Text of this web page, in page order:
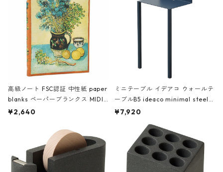
高級ノート FSC認証 中性紙 paper
blanks ペーパーブランクス MIDI
ハードカバー 罫線 ヴァン・ゴッホ
¥2,640
ミニテーブル イデアコ ウォールテ
ーブルB5 ideaco minimal steel f
urniture WALL Table B5 ネイビー
¥7,920